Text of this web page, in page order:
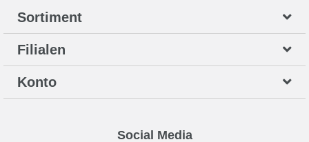
Sortiment
Filialen
Konto
Social Media